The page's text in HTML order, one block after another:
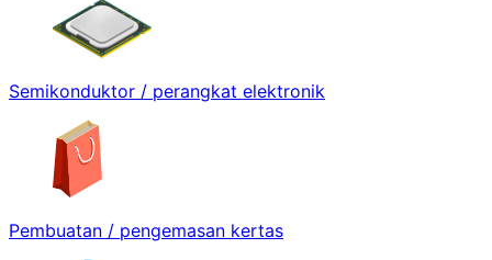
Semikonduktor / perangkat elektronik
Pembuatan / pengemasan kertas